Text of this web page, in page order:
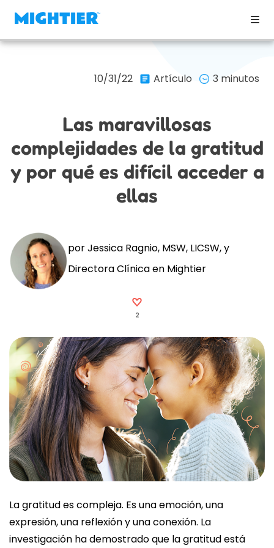
10/31/22 Artículo 3 minutos
Las maravillosas
complejidades de la gratitud
y por qué es difícil acceder a
ellas
por Jessica Ragnio, MSW, LICSW, y
Directora Clínica en Mightier
2
La gratitud es compleja. Es una emoción, una
expresión, una reflexión y una conexión. La
investigación ha demostrado que la gratitud está